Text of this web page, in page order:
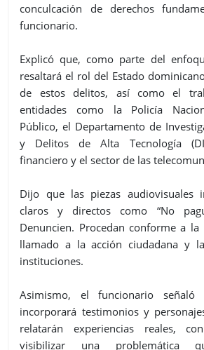
conculcación de derechos
funcionario.
Explicó que, como parte del
resaltará el rol del Estado
de estos delitos, así como el
entidades como la Policía
Público, el Departamento de
y Delitos de Alta Tecnología
financiero y el sector de las
Dijo que las piezas audiovisuales
claros y directos como “No
Denuncien. Procedan conforme a la
llamado a la acción ciudadana y
instituciones.
Asimismo, el funcionario
incorporará testimonios y
relatarán experiencias reales,
visibilizar una problemática